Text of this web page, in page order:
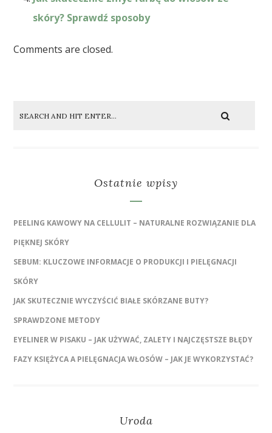
skóry? Sprawdź sposoby
Comments are closed.
Ostatnie wpisy
PEELING KAWOWY NA CELLULIT – NATURALNE ROZWIĄZANIE DLA
PIĘKNEJ SKÓRY
SEBUM: KLUCZOWE INFORMACJE O PRODUKCJI I PIELĘGNACJI
SKÓRY
JAK SKUTECZNIE WYCZYŚCIĆ BIAŁE SKÓRZANE BUTY?
SPRAWDZONE METODY
EYELINER W PISAKU – JAK UŻYWAĆ, ZALETY I NAJCZĘSTSZE BŁĘDY
FAZY KSIĘŻYCA A PIELĘGNACJA WŁOSÓW – JAK JE WYKORZYSTAĆ?
Uroda